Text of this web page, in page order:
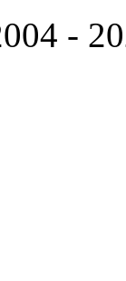
-